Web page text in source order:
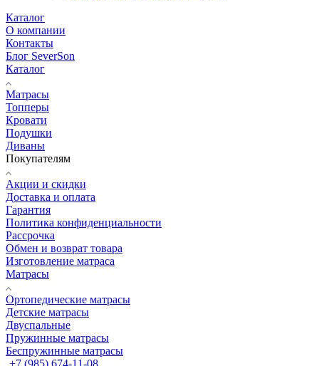
Каталог
О компании
Контакты
Блог SeverSon
Каталог
Матрасы
Топперы
Кровати
Подушки
Диваны
Покупателям
Акции и скидки
Доставка и оплата
Гарантия
Политика конфиденциальности
Рассрочка
Обмен и возврат товара
Изготовление матраса
Матрасы
Ортопедические матрасы
Детские матрасы
Двуспальные
Пружинные матрасы
Беспружинные матрасы
+7 (985) 674-11-08